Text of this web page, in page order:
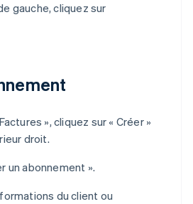
gauche, cliquez sur
», cliquez sur « Créer »
droit.
un abonnement ».
du client ou